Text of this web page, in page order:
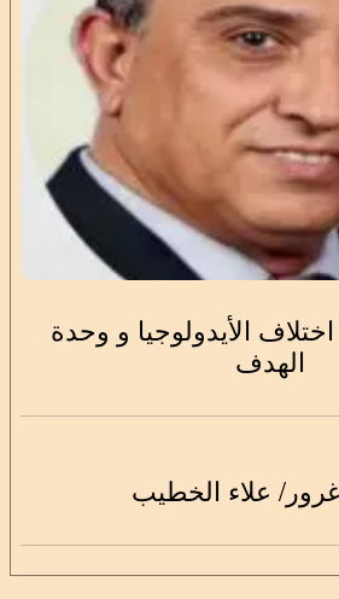
الأيدولوجيا و وحدة
الهدف
علاء الخطيب